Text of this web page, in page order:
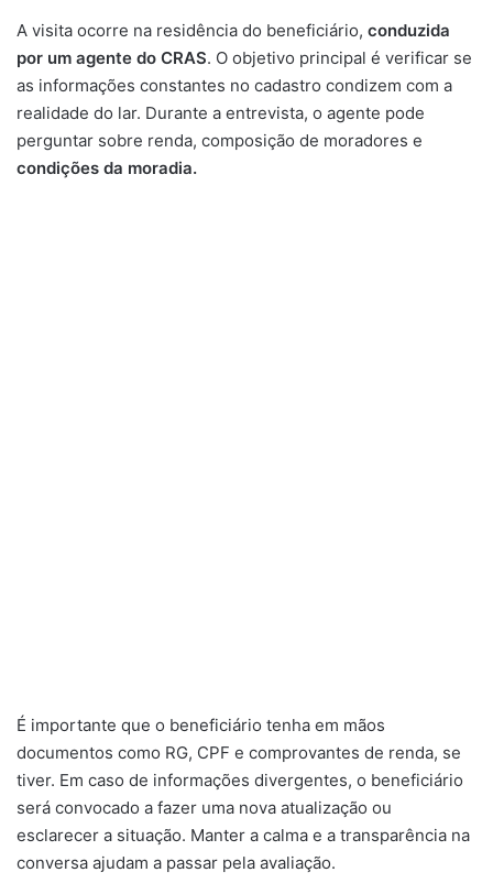
A visita ocorre na residência do beneficiário, conduzida
por um agente do CRAS. O objetivo principal é verificar se
as informações constantes no cadastro condizem com a
realidade do lar. Durante a entrevista, o agente pode
perguntar sobre renda, composição de moradores e
condições da moradia.
É importante que o beneficiário tenha em mãos
documentos como RG, CPF e comprovantes de renda, se
tiver. Em caso de informações divergentes, o beneficiário
será convocado a fazer uma nova atualização ou
esclarecer a situação. Manter a calma e a transparência na
conversa ajudam a passar pela avaliação.